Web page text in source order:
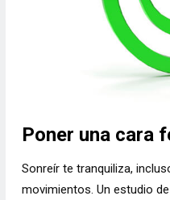
Poner una cara
Sonreír te tranquiliza,
movimientos. Un estudio